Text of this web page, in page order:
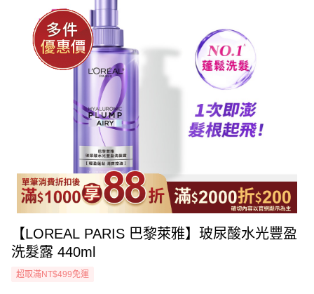
【LOREAL PARIS 巴黎萊雅】玻尿酸水光豐盈
洗髮露 440ml
超取滿NT$499免運